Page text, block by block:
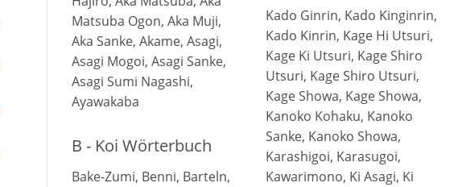
Matsuba Ogon, Aka Muji,
Aka Sanke, Akame, Asagi,
Asagi Mogoi, Asagi Sanke,
Asagi Sumi Nagashi,
Ayawakaba
B - Koi Wörterbuch
Bake-Zumi, Benni, Barteln,
Kado Ginrin, Kado Kinginrin,
Kado Kinrin, Kage Hi Utsuri,
Kage Ki Utsuri, Kage Shiro
Utsuri, Kage Shiro Utsuri,
Kage Showa, Kage Showa,
Kanoko Kohaku, Kanoko
Sanke, Kanoko Showa,
Karashigoi, Karasugoi,
Kawarimono, Ki Asagi, Ki